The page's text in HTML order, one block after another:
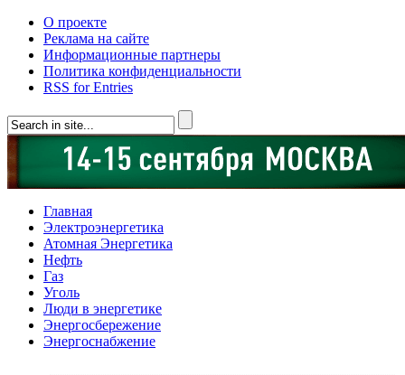
О проекте
Реклама на сайте
Информационные партнеры
Политика конфиденциальности
RSS for Entries
Главная
Электроэнергетика
Атомная Энергетика
Нефть
Газ
Уголь
Люди в энергетике
Энергосбережение
Энергоснабжение